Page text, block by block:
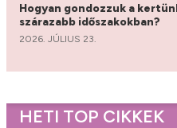
Hogyan gondozzuk a
szárazabb időszakokban?
2026. JÚLIUS 23.
HETI TOP CIKKEK